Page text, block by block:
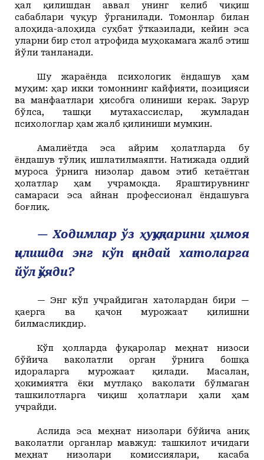
ҳал қилишдан аввал унинг келиб чиқиш
сабаблари чуқур ўрганилади. Томонлар билан
алоҳида-алоҳида суҳбат ўтказилади, кейин эса
уларни бир стол атрофида муҳокамага жалб этиш
йўли танланади.
Шу жараёнда психологик ёндашув ҳам
муҳим: ҳар икки томоннинг кайфияти, позицияси
ва манфаатлари ҳисобга олиниши керак. Зарур
бўлса, ташқи мутахассислар, жумладан
психологлар ҳам жалб қилиниши мумкин.
Амалиётда эса айрим ҳолатларда бу
ёндашув тўлиқ ишлатилмаяпти. Натижада оддий
муроса ўрнига низолар давом этиб кетаётган
ҳолатлар ҳам учрамоқда. Яраштирувнинг
самараси эса айнан профессионал ёндашувга
боғлиқ.
— Ходимлар ўз ҳуқуқларини ҳимоя
қилишда энг кўп қандай хатоларга
йўл қўяди?
— Энг кўп учрайдиган хатолардан бири —
қаерга ва қачон мурожаат қилишни
билмасликдир.
Кўп ҳолларда фуқаролар меҳнат низоси
бўйича ваколатли орган ўрнига бошқа
идораларга мурожаат қилади. Масалан,
ҳокимиятга ёки мутлақо ваколати бўлмаган
ташкилотларга чиқиш ҳолатлари ҳали ҳам
учрайди.
Аслида эса меҳнат низолари бўйича аниқ
ваколатли органлар мавжуд: ташкилот ичидаги
меҳнат низолари комиссиялари, касаба